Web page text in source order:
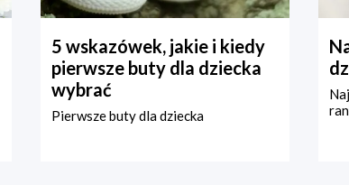
5 wskazówek, jakie i kiedy
pierwsze buty dla dziecka
wybrać
Pierwsze buty dla dziecka